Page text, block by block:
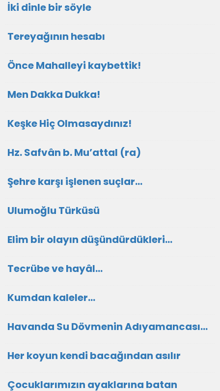
İki dinle bir söyle
Tereyağının hesabı
Önce Mahalleyi kaybettik!
Men Dakka Dukka!
Keşke Hiç Olmasaydınız!
Hz. Safvân b. Mu’attal (ra)
Şehre karşı işlenen suçlar…
Ulumoğlu Türküsü
Elim bir olayın düşündürdükleri…
Tecrübe ve hayâl…
Kumdan kaleler…
Havanda Su Dövmenin Adıyamancası…
Her koyun kendi bacağından asılır
Çocuklarımızın ayaklarına batan